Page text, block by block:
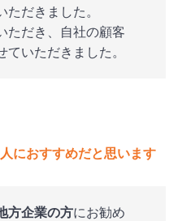
ただきました。
ただき、自社の顧客
いただきました。
におすすめだと思います
方企業の方にお勧め